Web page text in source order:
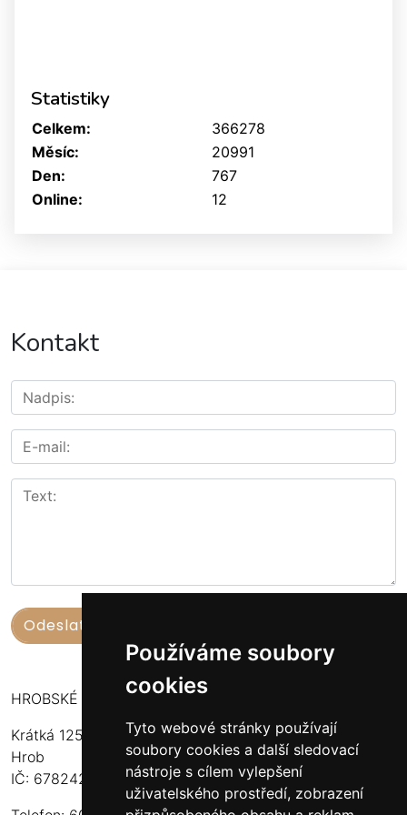
Používáme soubory
cookies
Tyto webové stránky používají
soubory cookies a další sledovací
nástroje s cílem vylepšení
uživatelského prostředí, zobrazení
Statistiky
Online: 12
Celkem:
366278
Měsíc:
20991
Den:
767
Kontakt
HROBSKÉ UZENINY
Krátká 125
Hrob
IČ: 67824234